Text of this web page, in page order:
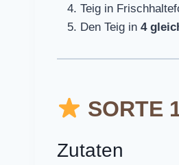
Teig in
Den Teig in 4
SORTE
Zutaten